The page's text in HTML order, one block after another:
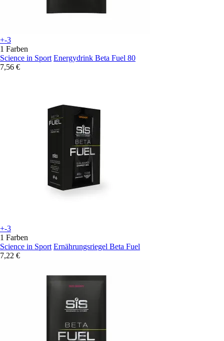
+-3
1 Farben
Science in Sport Energydrink Beta Fuel 80
7,56 €
+-3
1 Farben
Science in Sport Ernährungsriegel Beta Fuel
7,22 €